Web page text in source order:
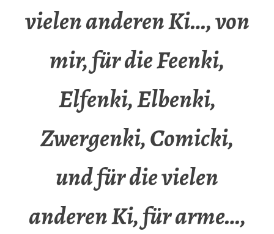
vielen anderen Ki…, von
mir, für die Feenki,
Elfenki, Elbenki,
Zwergenki, Comicki,
und für die vielen
anderen Ki, für arme…,